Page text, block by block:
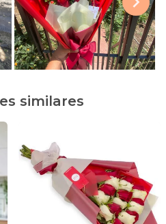
similares